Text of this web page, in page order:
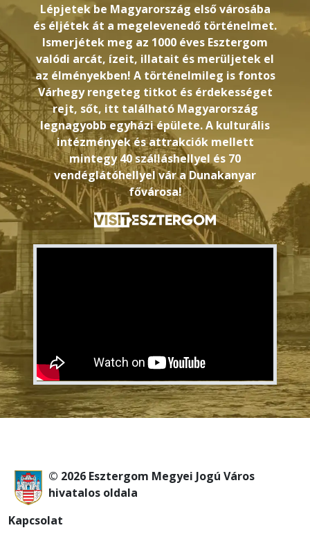
Lépjetek be Magyarország első városába
és éljétek át a megelevenedő történelmet.
Ismerjétek meg az 1000 éves Esztergom
valódi arcát, ízeit, illatait és merüljetek el
az élményekben! A történelmileg is fontos
Várhegy rengeteg titkot és érdekességet
rejt, sőt, itt található Magyarország
legnagyobb egyházi épülete. A kulturális
intézmények és attrakciók mellett
mintegy 40 szálláshellyel és 70
vendéglátóhellyel vár a Dunakanyar
fővárosa!
© 2026 Esztergom Megyei Jogú Város
hivatalos oldala
Kapcsolat